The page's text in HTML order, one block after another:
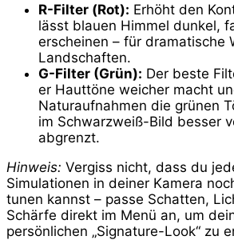
R-Filter (Rot): Erhöht den
lässt blauen Himmel dunkel,
erscheinen – für dramatische
Landschaften.
G-Filter (Grün): Der beste
er Hauttöne weicher macht
Naturaufnahmen die grünen
im Schwarzweiß-Bild besser
abgrenzt.
Hinweis: Vergiss nicht, dass du
Simulationen in deiner Kamera
tunen kannst – passe Schatten,
Schärfe direkt im Menü an, um
persönlichen „Signature-Look“ zu